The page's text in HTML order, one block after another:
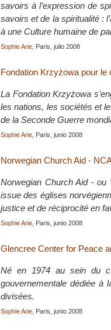
savoirs à l’expression de
savoirs et de la spiritualité :
à une Culture humaine de
Sophie Arie , Paris, julio 2008
Fondation Krzyżowa pour le
La Fondation Krzyżowa
les nations, les sociétés et
de la Seconde Guerre
Sophie Arie , Paris, junio 2008
Norwegian Church Aid -
Norwegian Church Aid - ou
issue des églises
justice et de réciprocité en
Sophie Arie , Paris, junio 2008
Glencree Center for Peace
Né en 1974 au sein du
gouvernementale dédiée à
divisées.
Sophie Arie , Paris, junio 2008